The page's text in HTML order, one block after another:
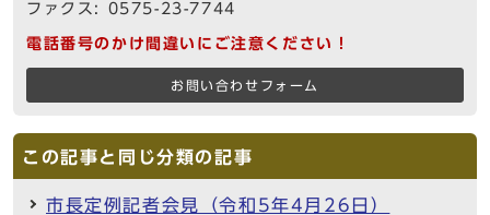
ファクス: 0575-23-7744
電話番号のかけ間違いにご注意ください！
お問い合わせフォーム
この記事と同じ分類の記事
市長定例記者会見（令和5年4月26日）